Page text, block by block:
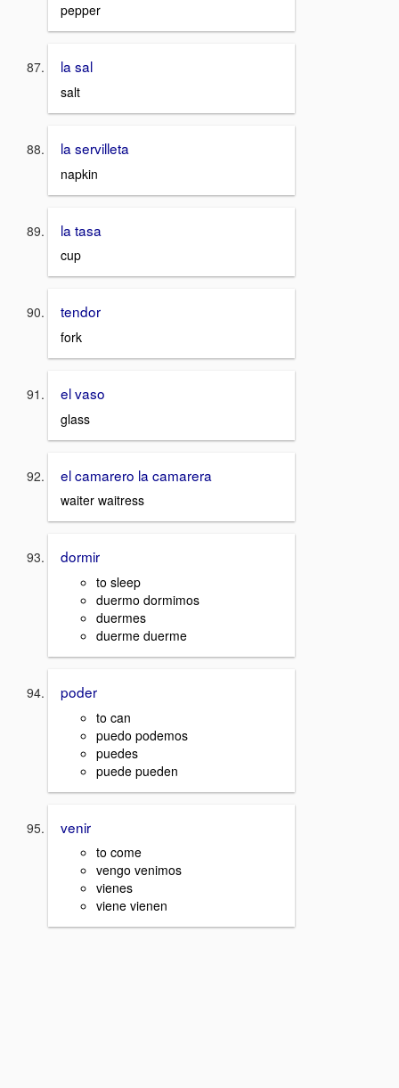
pepper
la sal
salt
la servilleta
napkin
la tasa
cup
tendor
fork
el vaso
glass
el camarero la camarera
waiter waitress
dormir
to sleep
duermo dormimos
duermes
duerme duerme
poder
to can
puedo podemos
puedes
puede pueden
venir
to come
vengo venimos
vienes
viene vienen